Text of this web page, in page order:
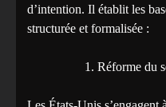
d’intention. Il établit les
structurée et formalisée :
Réforme du